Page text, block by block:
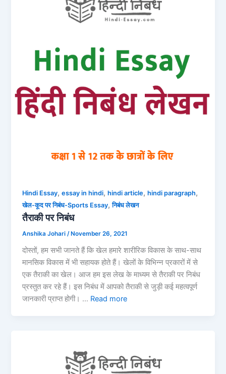
Hindi Essay,essay in hindi,hindi article,hindi paragraph,
खेल-कूद पर निबंध-Sports Essay,निबंध लेखन
तैराकी पर निबंध
Anshika Johari/ November 26, 2021
दोस्तों, हम सभी जानते हैं कि खेल हमारे शारीरिक विकास के साथ-साथ
मानसिक विकास में भी सहायक होते हैं। खेलों के विभिन्न प्रकारों में से
एक तैराकी का खेल। आज हम इस लेख के माध्यम से तैराकी पर निबंध
प्रस्तुत कर रहे हैं। इस निबंध में आपको तैराकी से जुड़ी कई महत्वपूर्ण
जानकारी प्राप्त होगी। … Read more